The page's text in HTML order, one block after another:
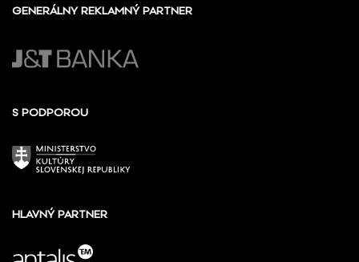
GENERÁLNY REKLAMNÝ PARTNER
S PODPOROU
HLAVNÝ PARTNER